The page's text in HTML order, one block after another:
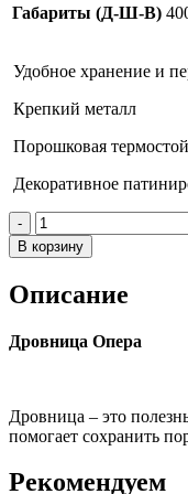
Габариты (Д-Ш-В)
Удобное хранение и
Крепкий металл
Порошковая
Декоративное
Количество
товара
Дровница
Антик
В корзину
Описание
Дровница Опера
Дровница – это
помогает сохранить
Рекомендуем